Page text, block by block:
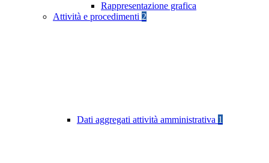
Rappresentazione grafica
Attività e procedimenti 2
Dati aggregati attività amministrativa 1